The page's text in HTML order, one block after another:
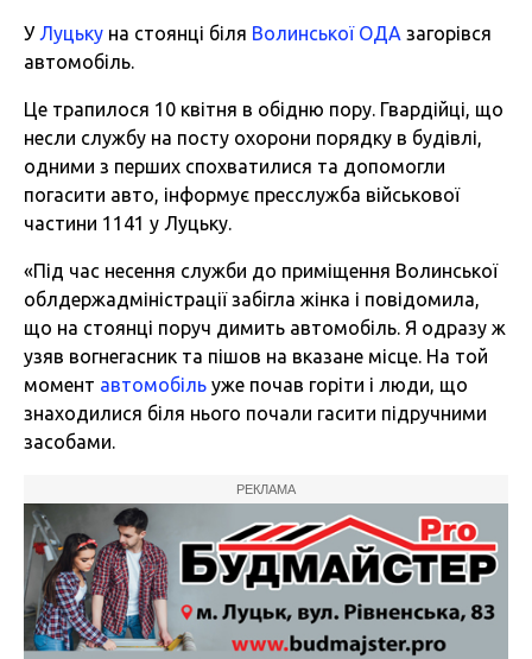
УЛуцьку на стоянці біля Волинської ОДА загорівся
автомобіль.
Це трапилося 10 квітня в обідню пору. Гвардійці, що
несли службу на посту охорони порядку в будівлі,
одними з перших спохватилися та допомогли
погасити авто, інформує пресслужба військової
частини 1141 у Луцьку.
«Під час несення служби до приміщення Волинської
облдержадміністрації забігла жінка і повідомила,
що на стоянці поруч димить автомобіль. Я одразу ж
узяв вогнегасник та пішов на вказане місце. На той
момент автомобіль уже почав горіти і люди, що
знаходилися біля нього почали гасити підручними
засобами.
РЕКЛАМА